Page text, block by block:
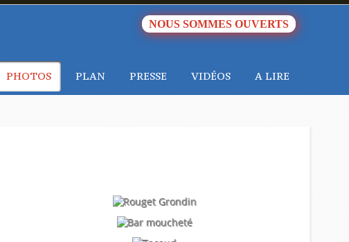
NOUS SOMMES OUVERTS
PHOTOS PLAN PRESSE VIDÉOS A LIRE